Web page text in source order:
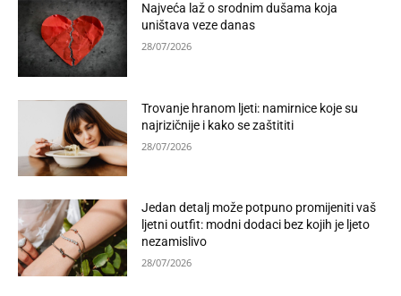
Najveća laž o srodnim dušama koja
uništava veze danas
28/07/2026
Trovanje hranom ljeti: namirnice koje su
najrizičnije i kako se zaštititi
28/07/2026
Jedan detalj može potpuno promijeniti vaš
ljetni outfit: modni dodaci bez kojih je ljeto
nezamislivo
28/07/2026